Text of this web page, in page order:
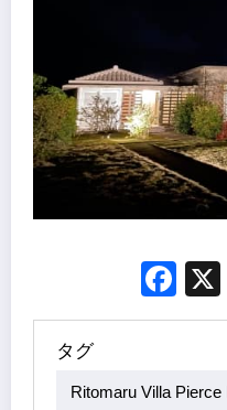
タグ
Ritomaru Villa